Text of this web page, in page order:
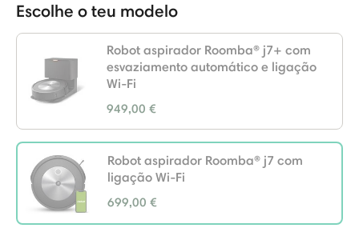
Escolhe o teu modelo
Robot aspirador Roomba® j7+ com
esvaziamento automático e ligação
Wi-Fi
949,00 €
Robot aspirador Roomba® j7 com
ligação Wi-Fi
699,00 €
selected